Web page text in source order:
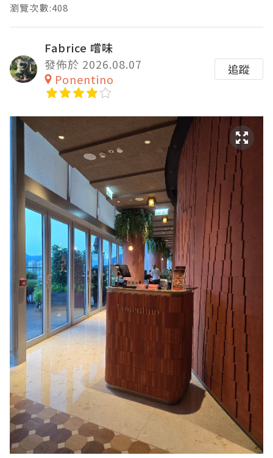
瀏覽次數:408
Fabrice 嚐味
發佈於 2026.08.07
Ponentino
追蹤